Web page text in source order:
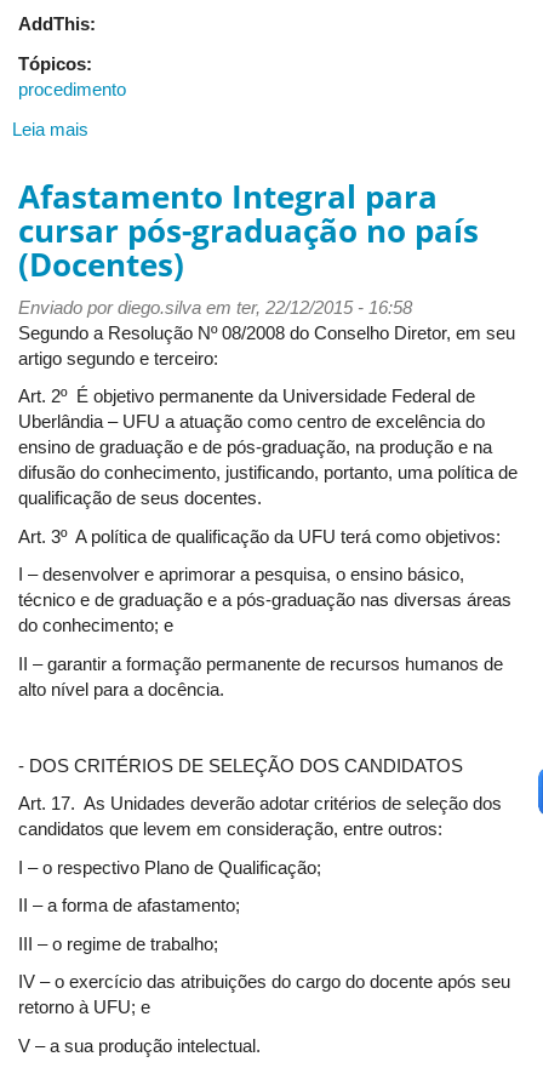
AddThis:
Tópicos:
procedimento
Leia mais
curta
duração
para
capacitação
no
País
ou
Exterior
(Técnicos
Administrativos)
Afastamento Integral para
cursar pós-graduação no país
(Docentes)
Enviado pordiego.silva em ter, 22/12/2015 - 16:58
Segundo a Resolução Nº 08/2008 do Conselho Diretor, em seu
artigo segundo e terceiro:
Art. 2º É objetivo permanente da Universidade Federal de
Uberlândia – UFU a atuação como centro de excelência do
ensino de graduação e de pós-graduação, na produção e na
difusão do conhecimento, justificando, portanto, uma política de
qualificação de seus docentes.
Art. 3º A política de qualificação da UFU terá como objetivos:
I – desenvolver e aprimorar a pesquisa, o ensino básico,
técnico e de graduação e a pós-graduação nas diversas áreas
do conhecimento; e
II – garantir a formação permanente de recursos humanos de
alto nível para a docência.
- DOS CRITÉRIOS DE SELEÇÃO DOS CANDIDATOS
Art. 17. As Unidades deverão adotar critérios de seleção dos
candidatos que levem em consideração, entre outros:
I – o respectivo Plano de Qualificação;
II – a forma de afastamento;
III – o regime de trabalho;
IV – o exercício das atribuições do cargo do docente após seu
retorno à UFU; e
V – a sua produção intelectual.